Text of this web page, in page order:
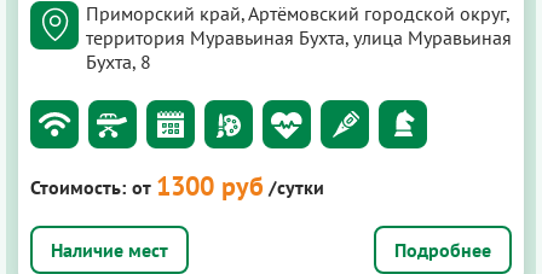
Приморский край, Артёмовский городской округ,
территория Муравьиная Бухта, улица Муравьиная
Бухта, 8
Стоимость: от 1300 руб /сутки
Подробнее